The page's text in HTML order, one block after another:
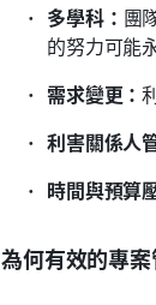
多學科： 團
的努力可能
需求變更：
利害關係人
時間與預算
為何有效的專